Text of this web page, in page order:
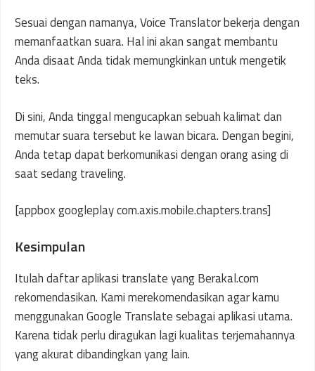
Sesuai dengan namanya, Voice Translator bekerja dengan
memanfaatkan suara. Hal ini akan sangat membantu
Anda disaat Anda tidak memungkinkan untuk mengetik
teks.
Di sini, Anda tinggal mengucapkan sebuah kalimat dan
memutar suara tersebut ke lawan bicara. Dengan begini,
Anda tetap dapat berkomunikasi dengan orang asing di
saat sedang traveling.
[appbox googleplay com.axis.mobile.chapters.trans]
Kesimpulan
Itulah daftar aplikasi translate yang Berakal.com
rekomendasikan. Kami merekomendasikan agar kamu
menggunakan Google Translate sebagai aplikasi utama.
Karena tidak perlu diragukan lagi kualitas terjemahannya
yang akurat dibandingkan yang lain.